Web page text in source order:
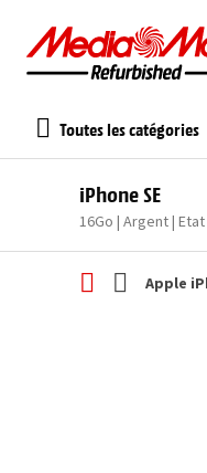
Toutes les catégories
iPhone SE
16Go | Argent |
Apple